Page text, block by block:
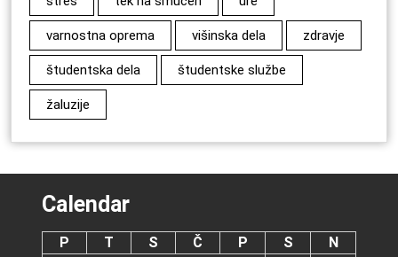
varnostna oprema višinska dela zdravje
študentska dela študentske službe
žaluzije
Calendar
P T S Č P S
N